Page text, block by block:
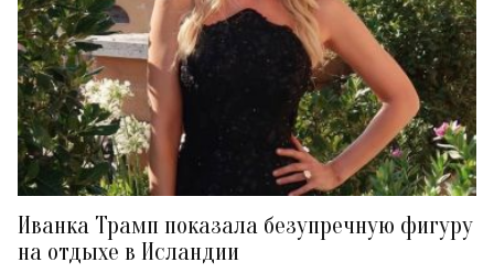
Иванка Трамп показала безупречную фигуру
на отдыхе в Исландии